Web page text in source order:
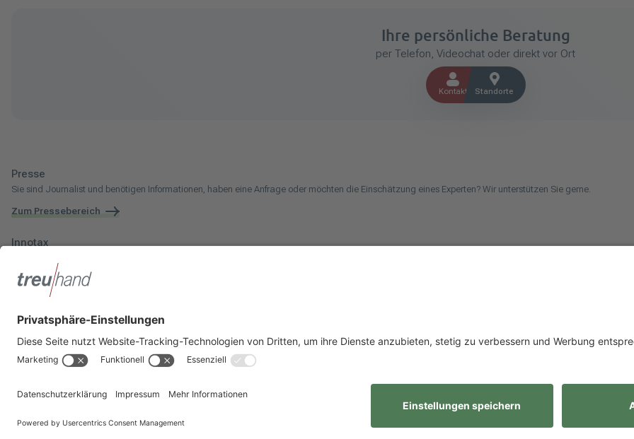
Ihre persönliche Beratung
per Telefon, Videochat oder direkt vor Ort
Kontakt Standorte
Presse
Sie sind Journalist und benötigen Informationen, haben eine Anfrage oder möchten die Einschätzung eines Experten? Wir unterstützen Sie gerne.
Zum Pressebereich
Innotax
Die Innotax kennenlernen
Sie möchten noch mehr über Treuhand Hannover erfahren? Dann folgen Sie uns einfach auf unseren Social-Media-Kanälen.
ImpressumDatenschutzhinweiseGeschlechterneutrale Sprache
© 2026 Treuhand Hannover Steuerberatung und Wirtschaftsberatung für Heilberufe GmbH